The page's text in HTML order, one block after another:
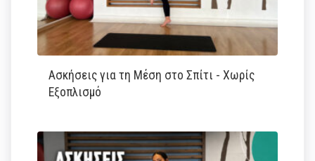
Ασκήσεις για τη Μέση στο Σπίτι - Χωρίς
Εξοπλισμό